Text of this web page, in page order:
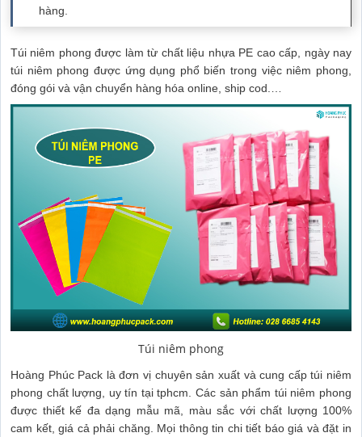
hàng.
Túi niêm phong được làm từ chất liệu nhựa PE cao cấp, ngày nay
túi niêm phong được ứng dụng phổ biến trong việc niêm phong,
đóng gói và vận chuyển hàng hóa online, ship cod.…
Túi niêm phong
Hoàng Phúc Pack là đơn vị chuyên sản xuất và cung cấp túi niêm
phong chất lượng, uy tín tại tphcm. Các sản phẩm túi niêm phong
được thiết kế đa dạng mẫu mã, màu sắc với chất lượng 100%
cam kết, giá cả phải chăng. Mọi thông tin chi tiết báo giá và đặt in